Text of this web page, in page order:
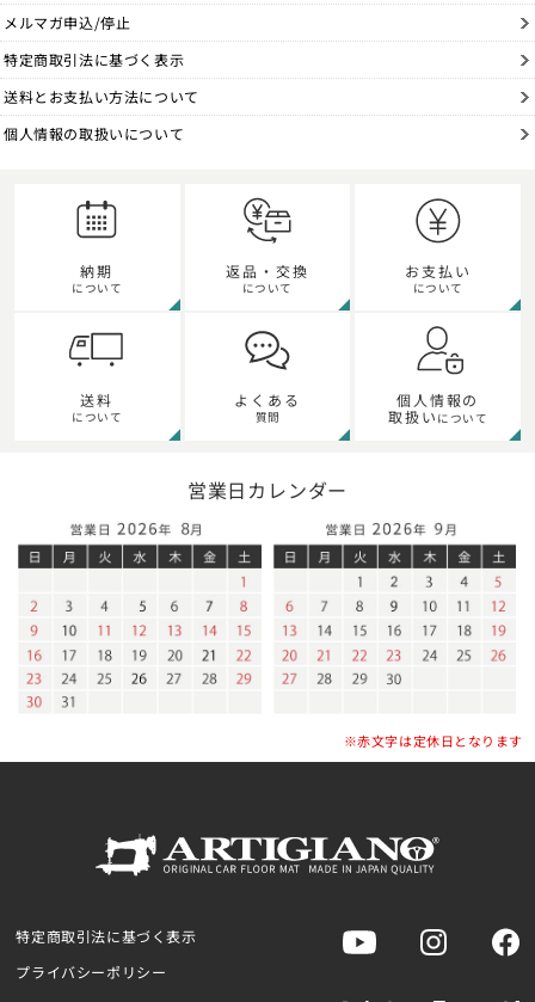
メルマガ申込/停止
特定商取引法に基づく表示
送料とお支払い方法について
個人情報の取扱いについて
納期
について
返品・交換
について
お支払い
について
送料
について
よくある
質問
個人情報の
取扱い について
営業日カレンダー
※赤文字は定休日となります
特定商取引法に基づく表示
プライバシーポリシー